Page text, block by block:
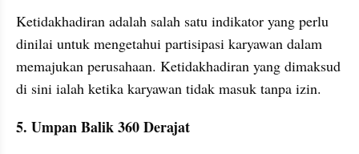
Ketidakhadiran adalah salah satu indikator yang perlu
dinilai untuk mengetahui partisipasi karyawan dalam
memajukan perusahaan. Ketidakhadiran yang dimaksud
di sini ialah ketika karyawan tidak masuk tanpa izin.
5. Umpan Balik 360 Derajat